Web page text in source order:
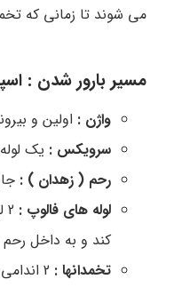
می شوند تا زمانی که
مسیر بارور شدن :
واژن : اولین و بیرونی
سرویکس : یک
رحم ( زهدان ) :
لوله های فالوپ :
کند و به داخل
تخمدانها :